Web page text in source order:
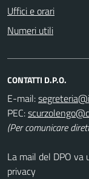
Uffici e orari
Numeri utili
CONTATTI D.P.O.
E-mail:
PEC:
(Per comunicare
La mail del DPO va
privacy